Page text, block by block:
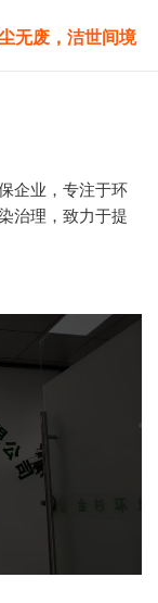
无废，洁世间境
企业，专注于环
治理，致力于提